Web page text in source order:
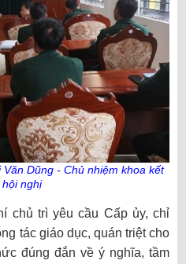
Dũng - Chủ nhiệm khoa kết
nghị
chủ trì yêu cầu Cấp ủy, chỉ
tác giáo dục, quán triệt cho
đúng đắn về ý nghĩa, tầm